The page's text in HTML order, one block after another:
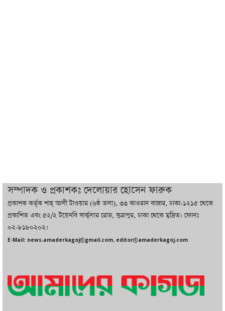
বাজারে কাঁচা মরিচে ‘আগুন’, ‘এত দাম তো
আগে দেখিনি’
সম্পাদক ও প্রকাশকঃ দেলোয়ার হোসেন ফারুক
প্রকাশক কর্তৃক শাহ্ আলী টাওয়ার (৬ষ্ঠ তলা), ৩৩ কাওরান বাজার, ঢাকা-১২১৫ থেকে
প্রকাশিত এবং ৫২/২ টয়েনবি সার্কুলার রোড, সুত্রাপুর, ঢাকা থেকে মুদ্রিত। ফোনঃ
০২-৮১৮০২০২।
E-Mail: news.amaderkagoj@gmail.com, editor@amaderkagoj.com